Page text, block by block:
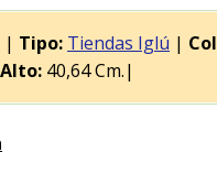
| Tipo: Tiendas Iglú |
Alto: 40,64 Cm.|